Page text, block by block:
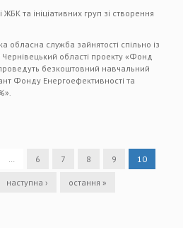
та ініціативних груп зі створення
обласна служба зайнятості спільно із
області проекту «Фонд
безкоштовний навчальний
Фонду Енергоефективності та
6 7 8 9 10
наступна › остання »